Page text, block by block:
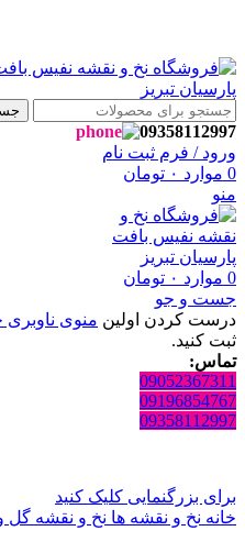
09358112997
ورود / فرم ثبت نام
0 موارد ۰ تومان
منو
0 موارد ۰ تومان
جست و جو
درست کردن اولین منوی ناوبری
ثبت کنید.
تماس:
09052367311
09196854767
09358112997
برای بزرگنمایی کلیک کنید
خانه نخ و نقشه ها نخ و نقشه گل